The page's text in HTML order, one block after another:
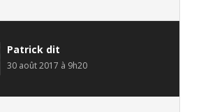
Patrick dit
30 août 2017 à 9h20